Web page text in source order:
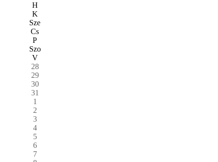
H
K
Sze
Cs
P
Szo
V
28
29
30
31
1
2
3
4
5
6
7